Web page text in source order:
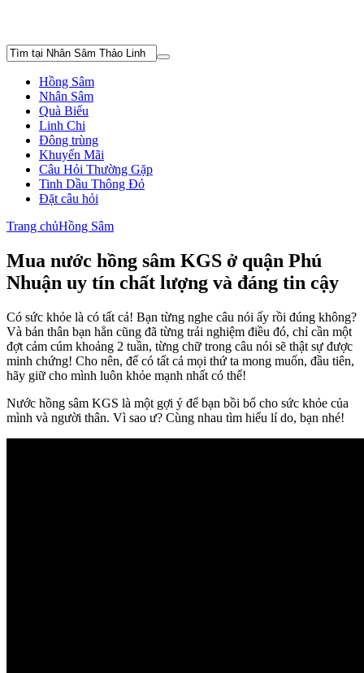
Hồng Sâm
Nhân Sâm
Quà Biếu
Linh Chi
Đông trùng
Khuyến Mãi
Câu Hỏi Thường Gặp
Tinh Dầu Thông Đỏ
Đặt câu hỏi
Trang chủHồng Sâm
Mua nước hồng sâm KGS ở quận Phú
Nhuận uy tín chất lượng và đáng tin cậy
Có sức khỏe là có tất cả! Bạn từng nghe câu nói ấy rồi đúng không?
Và bản thân bạn hẳn cũng đã từng trải nghiệm điều đó, chỉ cần một
đợt cảm cúm khoảng 2 tuần, từng chữ trong câu nói sẽ thật sự được
minh chứng! Cho nên, để có tất cả mọi thứ ta mong muốn, đầu tiên,
hãy giữ cho mình luôn khỏe mạnh nhất có thể!
Nước hồng sâm KGS là một gợi ý để bạn bồi bổ cho sức khỏe của
mình và người thân. Vì sao ư? Cùng nhau tìm hiểu lí do, bạn nhé!